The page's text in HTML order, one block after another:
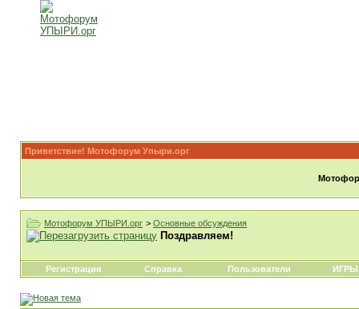
Приветствие! Мотофорум Упыри.орг
Мотофорум УПЫРИ.орг > Основные обсуждения
Поздравляем!
Регистрация Справка Пользователи ИГРЫ